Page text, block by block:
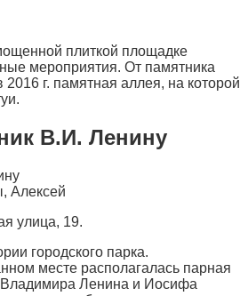
плиткой площадке
мероприятия. От памятника
2016 г. памятная аллея, на которой
В.И. Ленину
Алексей
улица, 19.
городского парка.
месте располагалась парная
Владимира Ленина и Иосифа